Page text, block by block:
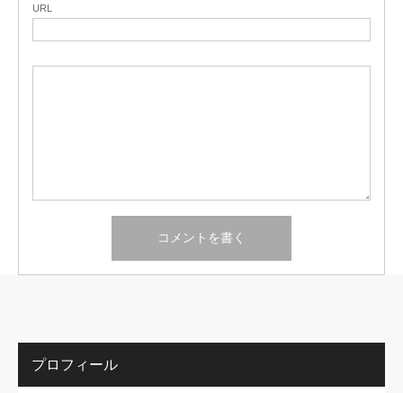
URL
プロフィール